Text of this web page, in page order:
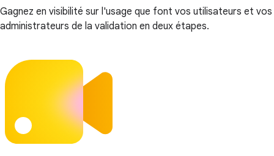
Gagnez en visibilité sur l'usage que font vos utilisateurs et vos
administrateurs de la validation en deux étapes.